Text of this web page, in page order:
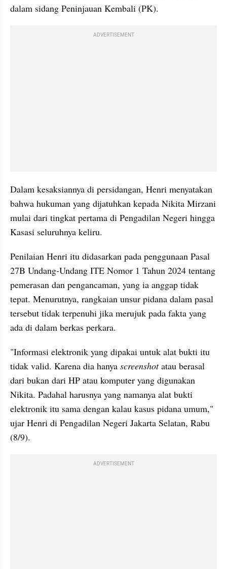
dalam sidang Peninjauan Kembali (PK).
ADVERTISEMENT
Dalam kesaksiannya di persidangan, Henri menyatakan
bahwa hukuman yang dijatuhkan kepada Nikita Mirzani
mulai dari tingkat pertama di Pengadilan Negeri hingga
Kasasi seluruhnya keliru.
Penilaian Henri itu didasarkan pada penggunaan Pasal
27B Undang-Undang ITE Nomor 1 Tahun 2024 tentang
pemerasan dan pengancaman, yang ia anggap tidak
tepat. Menurutnya, rangkaian unsur pidana dalam pasal
tersebut tidak terpenuhi jika merujuk pada fakta yang
ada di dalam berkas perkara.
"Informasi elektronik yang dipakai untuk alat bukti itu
tidak valid. Karena dia hanya screenshot atau berasal
dari bukan dari HP atau komputer yang digunakan
Nikita. Padahal harusnya yang namanya alat bukti
elektronik itu sama dengan kalau kasus pidana umum,"
ujar Henri di Pengadilan Negeri Jakarta Selatan, Rabu
(8/9).
ADVERTISEMENT